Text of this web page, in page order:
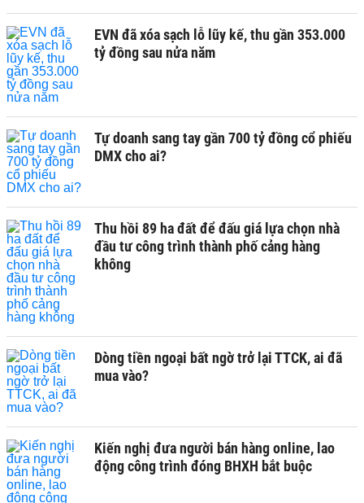
EVN đã xóa sạch lỗ lũy kế, thu gần 353.000
tỷ đồng sau nửa năm
Tự doanh sang tay gần 700 tỷ đồng cổ phiếu
DMX cho ai?
Thu hồi 89 ha đất để đấu giá lựa chọn nhà
đầu tư công trình thành phố cảng hàng
không
Dòng tiền ngoại bất ngờ trở lại TTCK, ai đã
mua vào?
Kiến nghị đưa người bán hàng online, lao
động công trình đóng BHXH bắt buộc